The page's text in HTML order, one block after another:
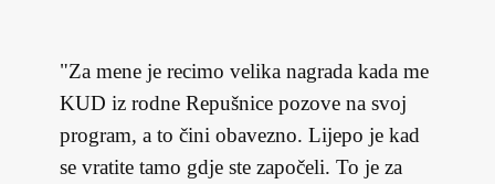
"Za mene je recimo velika nagrada kada me
KUD iz rodne Repušnice pozove na svoj
program, a to čini obavezno. Lijepo je kad
se vratite tamo gdje ste započeli. To je za